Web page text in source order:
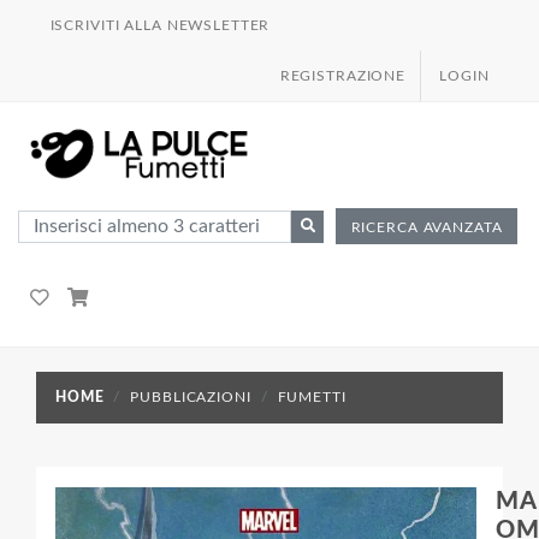
ISCRIVITI ALLA NEWSLETTER
REGISTRAZIONE LOGIN
RICERCA AVANZATA
HOME PUBBLICAZIONI FUMETTI